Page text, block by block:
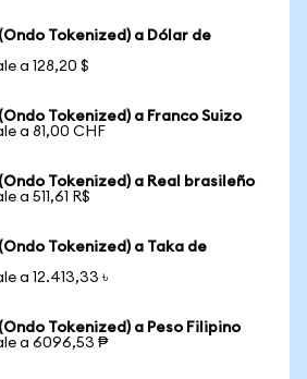
Tokenized) a Dólar de
a 128,20 $
Tokenized) a Franco Suizo
a 81,00 CHF
Tokenized) a Real brasileño
a 511,61 R$
Tokenized) a Taka de
a 12.413,33 ৳
Tokenized) a Peso Filipino
a 6096,53 ₱